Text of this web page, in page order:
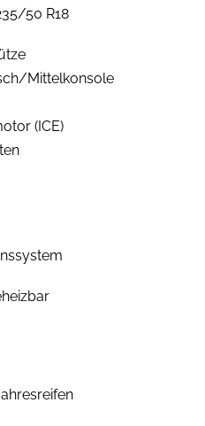
50 R18
Mittelkonsole
(ICE)